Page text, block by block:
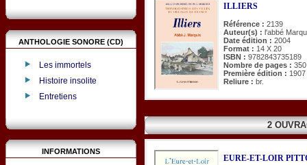
ANTHOLOGIE SONORE (CD)
Les immortels
Histoire insolite
Entretiens
INFORMATIONS
ILLIERS
Référence : 2139
Auteur(s) : l'abbé
Date édition : 2004
Format : 14 X 20
ISBN : 9782843735189
Nombre de pages : 350
Première édition : 1907
Reliure : br.
2
EURE-ET-LOIR